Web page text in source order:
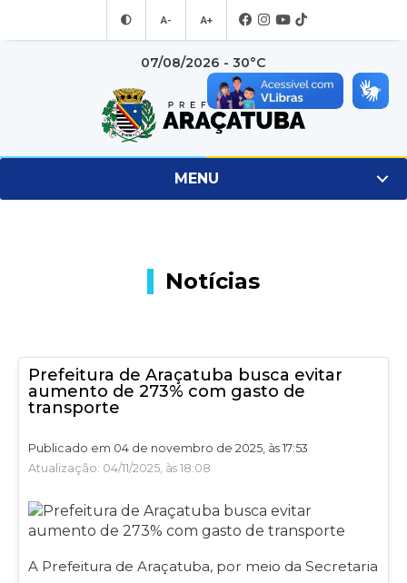
A- A+
07/08/2026 - 30°C
MENU
Notícias
Prefeitura de Araçatuba busca evitar
aumento de 273% com gasto de
transporte
Publicado em 04 de novembro de 2025, às 17:53
Atualização: 04/11/2025, às 18:08
A Prefeitura de Araçatuba, por meio da Secretaria